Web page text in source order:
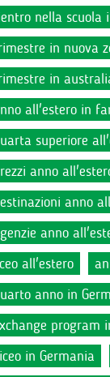
nella scuola
in nuova
in
all'estero in
superiore
anno
anno
anno
all'estero
anno in
program
in Germania